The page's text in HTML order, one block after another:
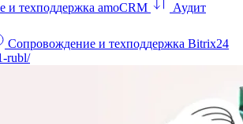
и техподдержка amoCRM
Аудит
Сопровождение и техподдержка Bitrix24
rubl/